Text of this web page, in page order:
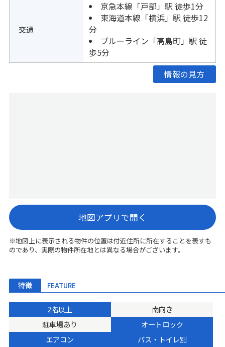
交通
京急本線 「戸部」駅 徒歩1分
東海道本線 「横浜」駅 徒歩12
分
ブルーライン 「高島町」駅 徒
歩5分
情報の見方
地図アプリで開く
※地図上に表示される物件の位置は付近住所に所在することを表すも
のであり、実際の物件所在地とは異なる場合がございます。
特徴 FEATURE
2階以上
南向き
駐車場あり
オートロック
エアコン
バス・トイレ別